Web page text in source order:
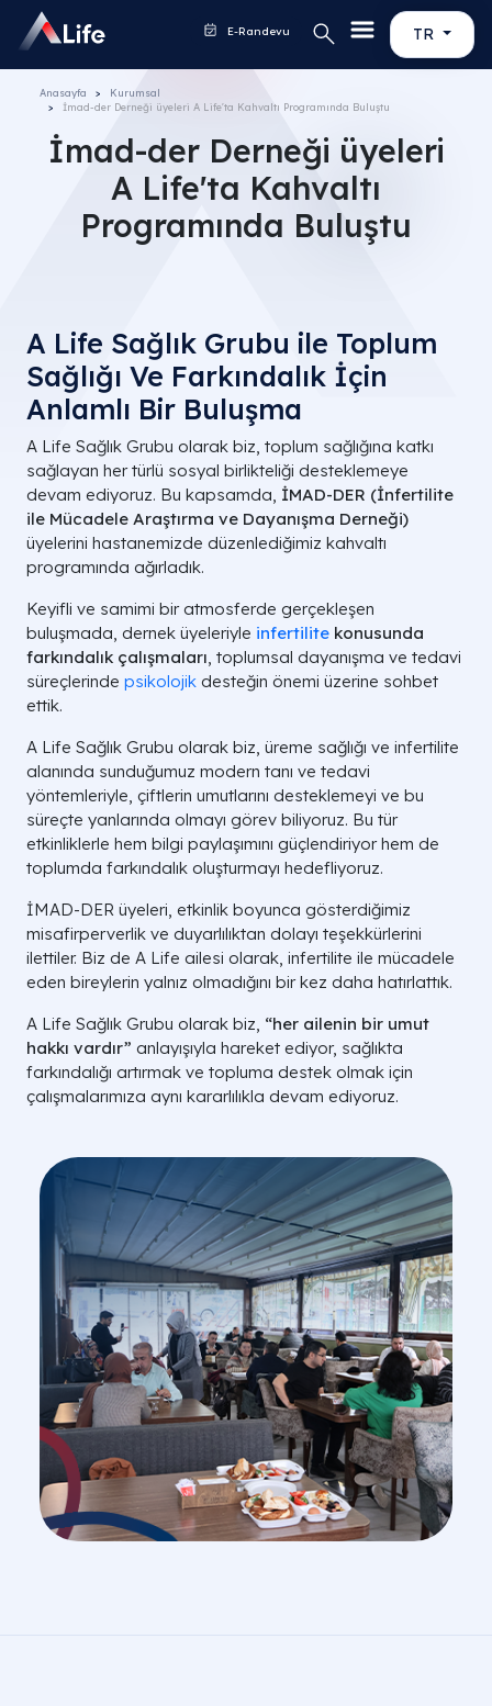
TR
E-Randevu
Anasayfa
Kurumsal
İmad-der Derneği üyeleri A Life'ta Kahvaltı Programında Buluştu
İmad-der Derneği üyeleri
A Life'ta Kahvaltı
Programında Buluştu
A Life Sağlık Grubu ile Toplum
Sağlığı Ve Farkındalık İçin
Anlamlı Bir Buluşma
A Life Sağlık Grubu olarak biz, toplum sağlığına katkı
sağlayan her türlü sosyal birlikteliği desteklemeye
devam ediyoruz. Bu kapsamda, İMAD-DER (İnfertilite
ile Mücadele Araştırma ve Dayanışma Derneği)
üyelerini hastanemizde düzenlediğimiz kahvaltı
programında ağırladık.
Keyifli ve samimi bir atmosferde gerçekleşen
buluşmada, dernek üyeleriyle infertilite konusunda
farkındalık çalışmaları, toplumsal dayanışma ve tedavi
süreçlerinde psikolojik desteğin önemi üzerine sohbet
ettik.
A Life Sağlık Grubu olarak biz, üreme sağlığı ve infertilite
alanında sunduğumuz modern tanı ve tedavi
yöntemleriyle, çiftlerin umutlarını desteklemeyi ve bu
süreçte yanlarında olmayı görev biliyoruz. Bu tür
etkinliklerle hem bilgi paylaşımını güçlendiriyor hem de
toplumda farkındalık oluşturmayı hedefliyoruz.
İMAD-DER üyeleri, etkinlik boyunca gösterdiğimiz
misafirperverlik ve duyarlılıktan dolayı teşekkürlerini
ilettiler. Biz de A Life ailesi olarak, infertilite ile mücadele
eden bireylerin yalnız olmadığını bir kez daha hatırlattık.
A Life Sağlık Grubu olarak biz, “her ailenin bir umut
hakkı vardır” anlayışıyla hareket ediyor, sağlıkta
farkındalığı artırmak ve topluma destek olmak için
çalışmalarımıza aynı kararlılıkla devam ediyoruz.